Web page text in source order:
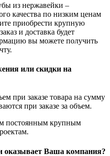
из нержавейки –
качества по низким ценам
приобрести крупную
и доставка будет
вы можете получить
или скидки на
при заказе товара на сумму
при заказе за объем.
постоянным крупным
оказывает Ваша компания?